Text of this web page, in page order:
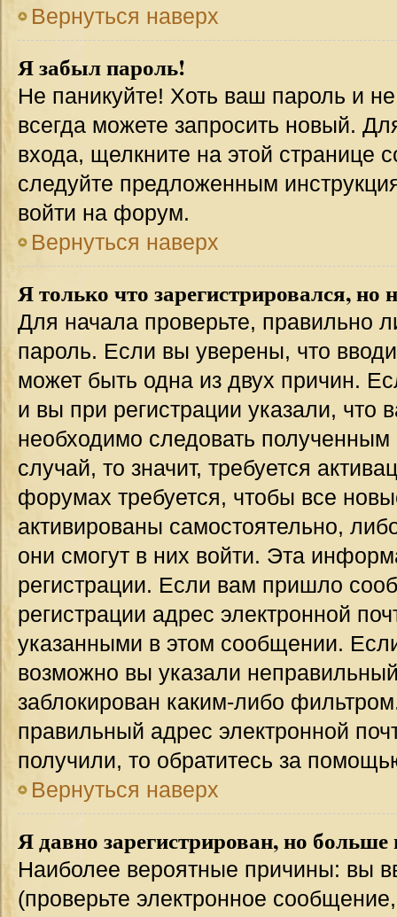
Вернуться наверх
Я забыл пароль!
Не паникуйте! Хоть ваш пароль и
всегда можете запросить новый.
входа, щелкните на этой странице
следуйте предложенным
войти на форум.
Вернуться наверх
Я только что зарегистрировался, но
Для начала проверьте, правильно
пароль. Если вы уверены, что
может быть одна из двух причин.
и вы при регистрации указали, что
необходимо следовать
случай, то значит, требуется
форумах требуется, чтобы все
активированы самостоятельно,
они смогут в них войти. Эта
регистрации. Если вам пришло
регистрации адрес электронной
указанными в этом сообщении.
возможно вы указали
заблокирован каким-либо
правильный адрес электронной
получили, то обратитесь за
Вернуться наверх
Я давно зарегистрирован, но
Наиболее вероятные причины: вы
(проверьте электронное